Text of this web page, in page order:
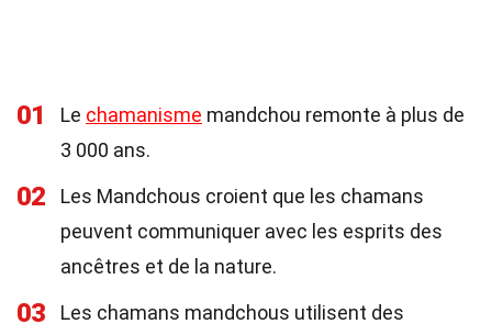
01 Le chamanisme mandchou remonte à plus de
3 000 ans.
02
Les Mandchous croient que les chamans
peuvent communiquer avec les esprits des
ancêtres et de la nature.
03
Les chamans mandchous utilisent des